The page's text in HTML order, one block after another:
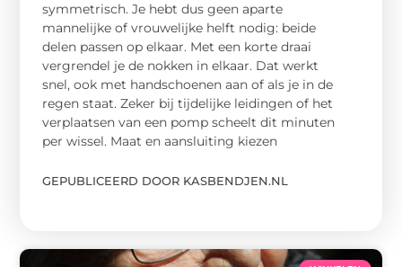
symmetrisch. Je hebt dus geen aparte
mannelijke of vrouwelijke helft nodig: beide
delen passen op elkaar. Met een korte draai
vergrendel je de nokken in elkaar. Dat werkt
snel, ook met handschoenen aan of als je in de
regen staat. Zeker bij tijdelijke leidingen of het
verplaatsen van een pomp scheelt dit minuten
per wissel. Maat en aansluiting kiezen
GEPUBLICEERD DOOR KASBENDJEN.NL